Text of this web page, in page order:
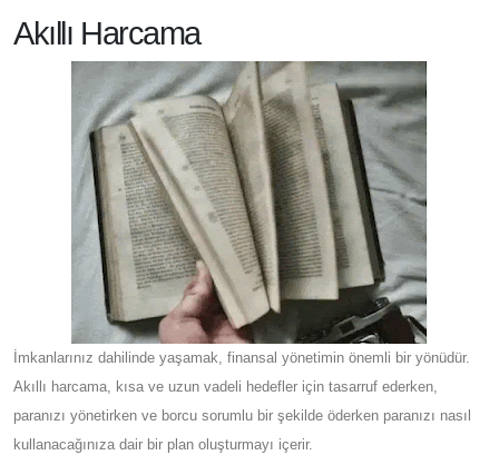
Akıllı Harcama
İmkanlarınız dahilinde yaşamak, finansal yönetimin önemli bir yönüdür.
Akıllı harcama, kısa ve uzun vadeli hedefler için tasarruf ederken,
paranızı yönetirken ve borcu sorumlu bir şekilde öderken paranızı nasıl
kullanacağınıza dair bir plan oluşturmayı içerir.